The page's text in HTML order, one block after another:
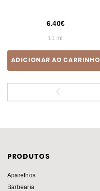
6.40
11 ml
ADICIONAR AO CARRINHO
PRODUTOS
Aparelhos
Barbearia